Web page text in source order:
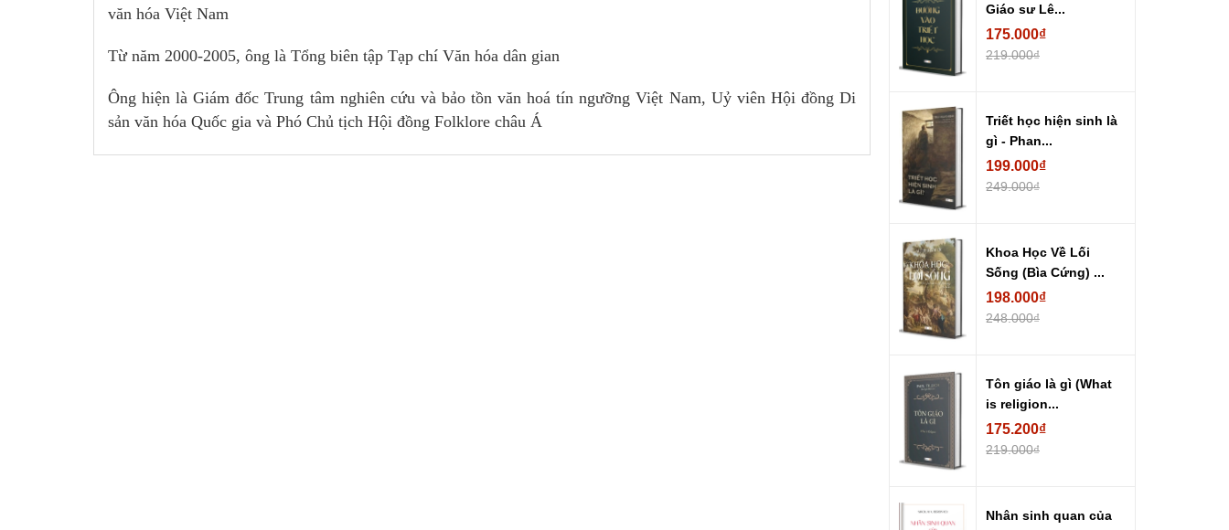
văn hóa Việt Nam
Từ năm 2000-2005, ông là Tổng biên tập Tạp chí Văn hóa dân gian
Ông hiện là Giám đốc Trung tâm nghiên cứu và bảo tồn văn hoá tín ngưỡng Việt Nam, Uỷ viên Hội đồng Di
sản văn hóa Quốc gia và Phó Chủ tịch Hội đồng Folklore châu Á
Giáo sư Lê...
175.000₫
219.000₫
Triết học hiện sinh là
gì - Phan...
199.000₫
249.000₫
Khoa Học Về Lối
Sống (Bìa Cứng) ...
198.000₫
248.000₫
Tôn giáo là gì (What
is religion...
175.200₫
219.000₫
Nhân sinh quan của